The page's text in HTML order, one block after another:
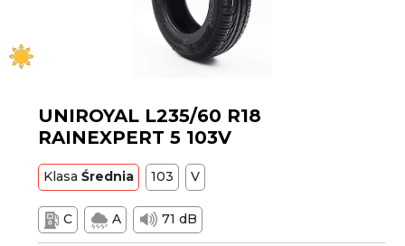
UNIROYAL L235/60 R18
RAINEXPERT 5 103V
KlasaŚrednia 103 V
C A 71 dB